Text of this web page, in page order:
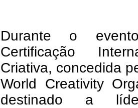
Durante o
Certificação
Criativa, concedida
World Creativity
destinado a